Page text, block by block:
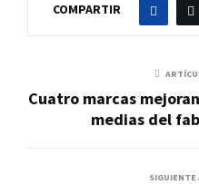
COMPARTIR
Cuatro marcas
medias del
SIGUIENTE